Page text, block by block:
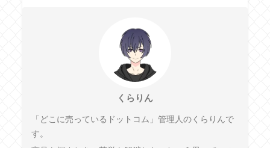
くらりん
「どこに売っているドットコム」管理人のくらりんで
す。